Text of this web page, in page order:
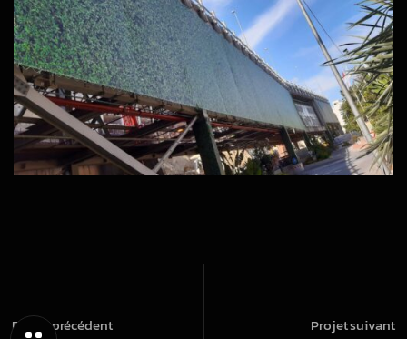
Projet précédent
Projet suivant